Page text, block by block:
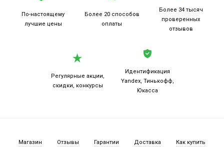
По-настоящему
лучшие цены
Более 20 способов
оплаты
Более 34 тысяч
проверенных
отзывов
Регулярные акции,
скидки, конкурсы
Идентификация
Yandex, Тинькофф,
Юкасса
Магазин Отзывы Гарантии Доставка Как купить